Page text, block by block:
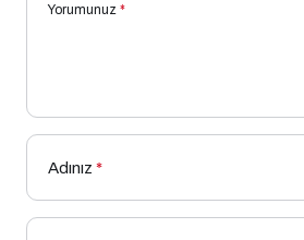
Yorumunuz *
Adınız *